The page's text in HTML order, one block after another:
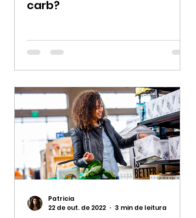
carb?
Patricia
22 de out. de 2022
3 min de leitura